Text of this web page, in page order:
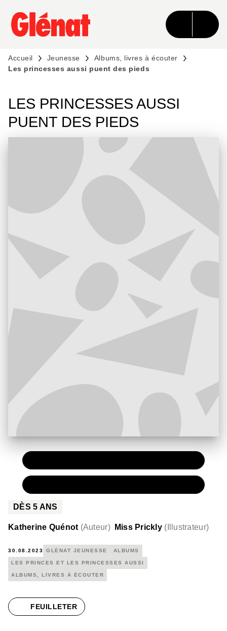
MENU RECHERCHE CONTENU
PIED DE PAGE
Accueil Jeunesse
Albums, livres à écouter
Les princesses aussi puent des pieds
LES PRINCESSES AUSSI
PUENT DES PIEDS
DÈS5 ANS
Katherine Quénot (Auteur) Miss Prickly ( Illustrateur)
30.08.2023 GLÉNAT JEUNESSE ALBUMS
LES PRINCES ET LES PRINCESSES AUSSI
ALBUMS, LIVRES À ÉCOUTER
FEUILLETER